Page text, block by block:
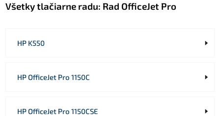
Všetky tlačiarne radu: Rad OfficeJet Pro
HP K550
HP OfficeJet Pro 1150C
HP OfficeJet Pro 1150CSE